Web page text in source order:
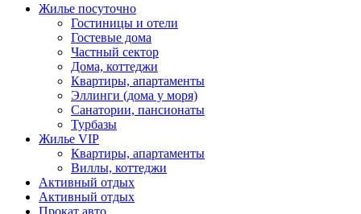
Жилье посуточно
Гостиницы и отели
Гостевые дома
Частный сектор
Дома, коттеджи
Квартиры, апартаменты
Эллинги (дома у моря)
Санатории, пансионаты
Турбазы
Жилье VIP
Квартиры, апартаменты
Виллы, коттеджи
Активный отдых
Активный отдых
Прокат авто